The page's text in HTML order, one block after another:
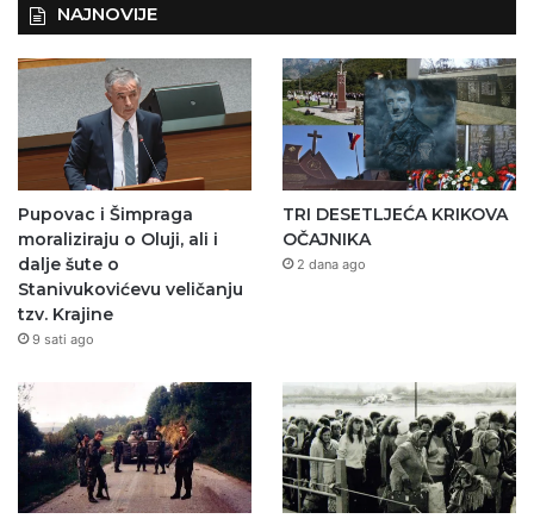
NAJNOVIJE
Pupovac i Šimpraga
moraliziraju o Oluji, ali i
dalje šute o
Stanivukovićevu veličanju
tzv. Krajine
9 sati ago
TRI DESETLJEĆA KRIKOVA
OČAJNIKA
2 dana ago